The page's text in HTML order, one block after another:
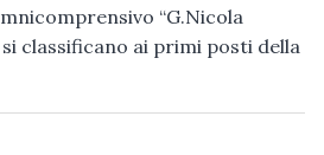
“G.Nicola
si classificano ai primi posti della